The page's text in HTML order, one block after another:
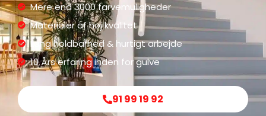
Mere end 3000 farvemuligheder
Materialer af høj kvalitet
Lang holdbarhed & hurtigt arbejde
10 Års erfaring inden for gulve
91 99 19 92